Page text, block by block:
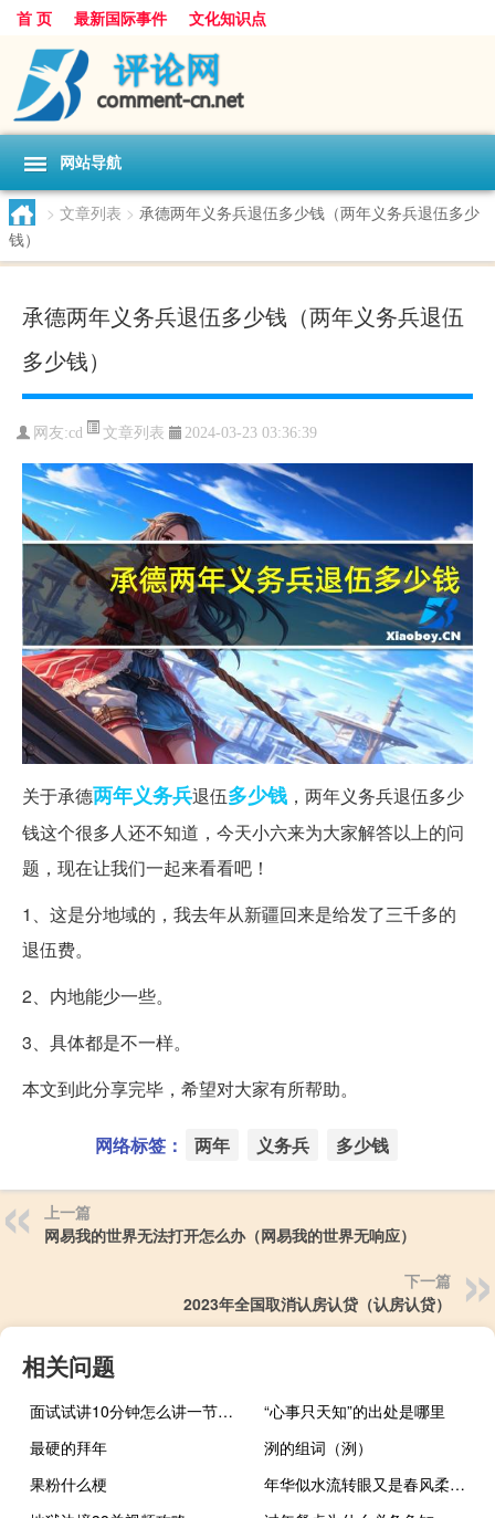
首 页 最新国际事件 文化知识点
网站导航
> 文章列表 > 承德两年义务兵退伍多少钱（两年义务兵退伍多少
钱）
承德两年义务兵退伍多少钱（两年义务兵退伍
多少钱）
网友:cd 文章列表 2024-03-23 03:36:39
关于承德两年义务兵退伍多少钱 ，两年义务兵退伍多少
钱这个很多人还不知道，今天小六来为大家解答以上的问
题，现在让我们一起来看看吧！
1、这是分地域的，我去年从新疆回来是给发了三千多的
退伍费。
2、内地能少一些。
3、具体都是不一样。
本文到此分享完毕，希望对大家有所帮助。
网络标签： 两年 义务兵 多少钱
上一篇
网易我的世界无法打开怎么办（网易我的世界无响应）
下一篇
2023年全国取消认房认贷（认房认贷）
相关问题
面试试讲10分钟怎么讲一节课内容
“心事只天知”的出处是哪里
最硬的拜年
洌的组词（洌）
果粉什么梗
年华似水流转眼又是春风柔（年华似水）